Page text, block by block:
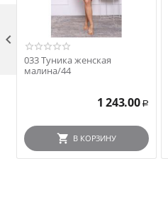
033 Туника женская
малина/44
1 243.00 Р
В КОРЗИНУ
